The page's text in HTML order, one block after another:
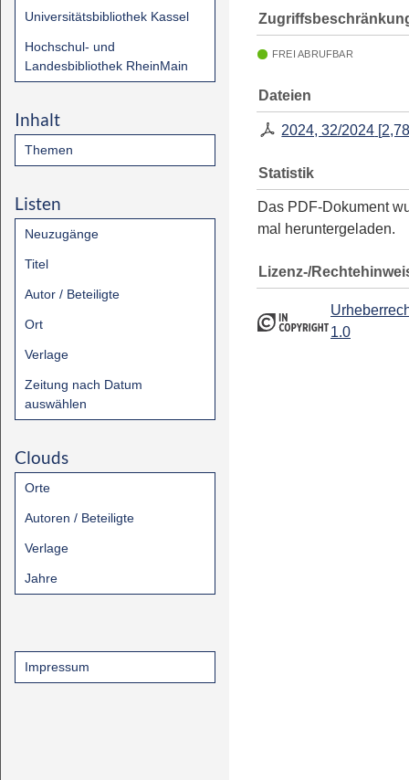
Universitätsbibliothek Kassel
Hochschul- und
Landesbibliothek RheinMain
Inhalt
Themen
Listen
Neuzugänge
Titel
Autor / Beteiligte
Ort
Verlage
Zeitung nach Datum
auswählen
Clouds
Orte
Autoren / Beteiligte
Verlage
Jahre
Impressum
FREI ABRUFBAR
Dateien
2024, 32/2024 [
Statistik
Das PDF-Dokument
mal heruntergeladen.
Lizenz-/
1.0